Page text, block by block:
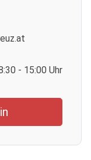
- 15:00 Uhr